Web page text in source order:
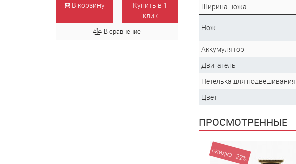
В корзину
Купить в 1
клик
В сравнение
Ширина ножа
Нож
Аккумулятор
Двигатель
Петелька для подвешивания
Цвет
ПРОСМОТРЕННЫЕ
скидка -22%